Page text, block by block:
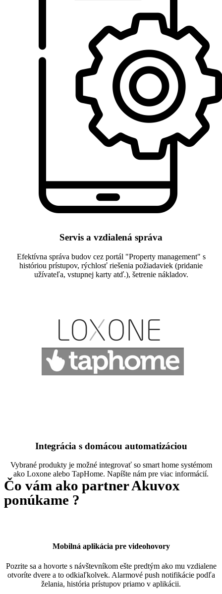
Servis a vzdialená správa
Efektívna správa budov cez portál "Property management" s
históriou prístupov, rýchlosť riešenia požiadaviek (pridanie
užívateľa, vstupnej karty atď.), šetrenie nákladov.
Integrácia s domácou automatizáciou
Vybrané produkty je možné integrovať so smart home systémom
ako Loxone alebo TapHome. Napíšte nám pre viac informácií.
Čo vám ako partner Akuvox
ponúkame ?
Mobilná aplikácia pre videohovory
Pozrite sa a hovorte s návštevníkom ešte predtým ako mu vzdialene
otvoríte dvere a to odkiaľkolvek. Alarmové push notifikácie podľa
želania, história prístupov priamo v aplikácii.